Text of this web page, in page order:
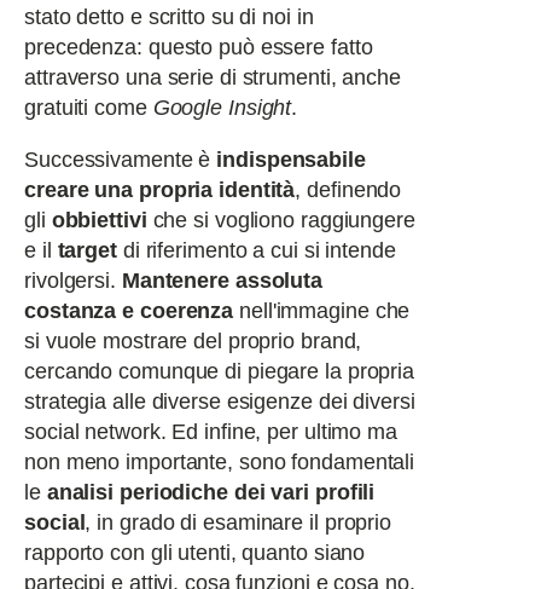
stato detto e scritto su di noi in
precedenza: questo può essere fatto
attraverso una serie di strumenti, anche
gratuiti come Google Insight.
Successivamente è indispensabile
creare una propria identità, definendo
gli obbiettivi che si vogliono raggiungere
e il targetdi riferimento a cui si intende
rivolgersi. Mantenere assoluta
costanza e coerenza nell'immagine che
si vuole mostrare del proprio brand,
cercando comunque di piegare la propria
strategia alle diverse esigenze dei diversi
social network. Ed infine, per ultimo ma
non meno importante, sono fondamentali
le analisi periodiche dei vari profili
social , in grado di esaminare il proprio
rapporto con gli utenti, quanto siano
partecipi e attivi, cosa funzioni e cosa no.